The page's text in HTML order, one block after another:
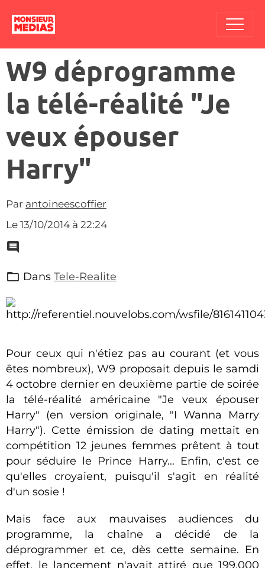
W9 déprogramme
la télé-réalité "Je
veux épouser
Harry"
Par antoineescoffier
Le 13/10/2014 à 22:24
Dans Tele-Realite
Pour ceux qui n'étiez pas au courant (et vous
êtes nombreux), W9 proposait depuis le samdi
4 octobre dernier en deuxième partie de soirée
la télé-réalité américaine "Je veux épouser
Harry" (en version originale, "I Wanna Marry
Harry"). Cette émission de dating mettait en
compétition 12 jeunes femmes prêtent à tout
pour séduire le Prince Harry... Enfin, c'est ce
qu'elles croyaient, puisqu'il s'agit en réalité
d'un sosie !
Mais face aux mauvaises audiences du
programme, la chaîne a décidé de la
déprogrammer et ce, dès cette semaine. En
effet, le lancement n'avait attiré que 199.000